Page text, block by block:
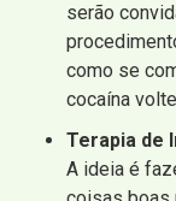
serão
como se
cocaína
Terapia de
A ideia é